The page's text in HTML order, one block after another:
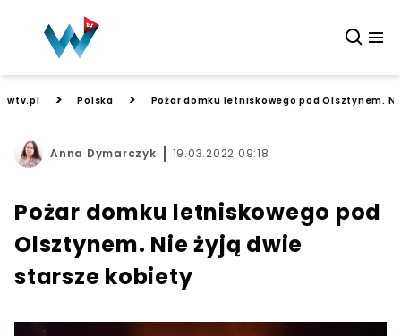
wtv.pl > Polska > Pożar domku letniskowego pod Olsztynem.
Anna Dymarczyk 19.03.2022 09:18
Pożar domku letniskowego pod
Olsztynem. Nie żyją dwie
starsze kobiety